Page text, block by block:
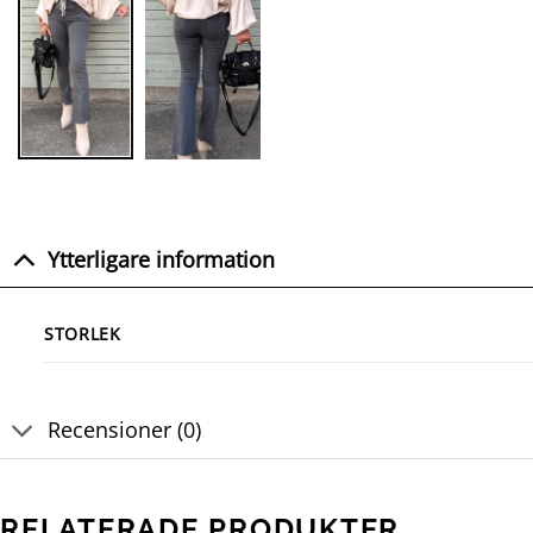
Ytterligare information
STORLEK
Recensioner (0)